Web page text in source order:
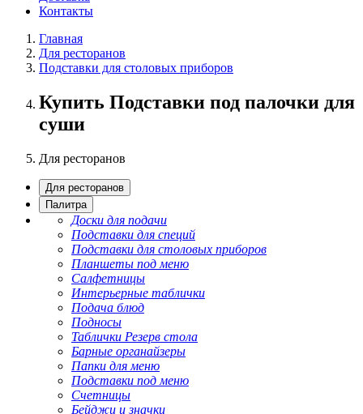
Контакты
Главная
Для ресторанов
Подставки для столовых приборов
Купить Подставки под палочки для
суши
Для ресторанов
Для ресторанов
Палитра
Доски для подачи
Подставки для специй
Подставки для столовых приборов
Планшеты под меню
Салфетницы
Интерьерные таблички
Подача блюд
Подносы
Таблички Резерв стола
Барные органайзеры
Папки для меню
Подставки под меню
Счетницы
Бейджи и значки